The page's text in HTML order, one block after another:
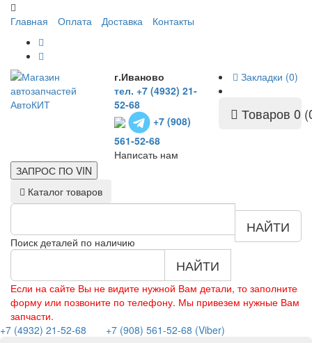
Главная Оплата Доставка Контакты
г.Иваново
тел. +7 (4932) 21-
52-68
+7 (908)
561-52-68
Написать нам
Закладки (0)
Товаров 0
ЗАПРОС ПО VIN
Каталог товаров
Поиск деталей по наличию
НАЙТИ
НАЙТИ
Если на сайте Вы не видите нужной Вам детали, то заполните
форму или позвоните по телефону. Мы привезем нужные Вам
запчасти.
+7 (4932) 21-52-68
+7 (908) 561-52-68 (Viber)